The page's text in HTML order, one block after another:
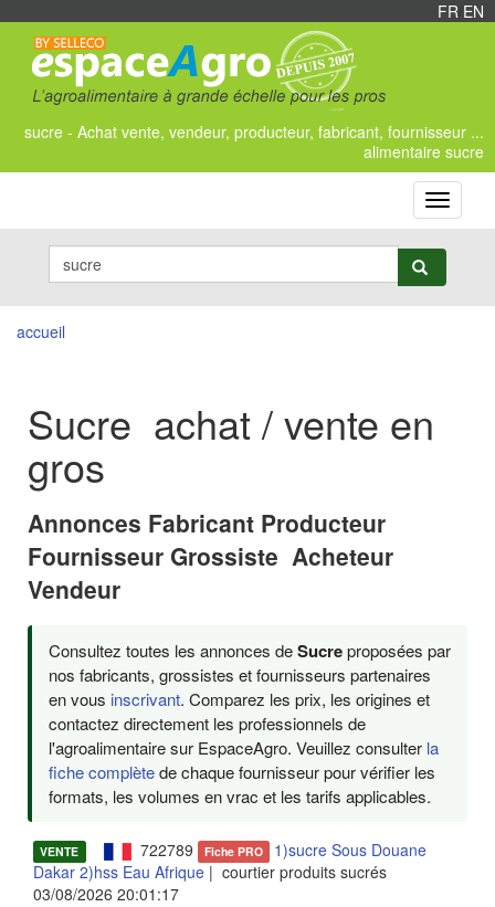
FR EN
sucre - Achat vente, vendeur, producteur, fabricant, fournisseur ...
alimentaire sucre
Toggle
accueil
Sucre achat / vente en
gros
Annonces Fabricant Producteur
Fournisseur Grossiste Acheteur
Vendeur
Consultez toutes les annonces deSucreproposées par
nos fabricants, grossistes et fournisseurs partenaires
en vous inscrivant. Comparez les prix, les origines et
contactez directement les professionnels de
l'agroalimentaire sur EspaceAgro. Veuillez consulter la
fiche complètede chaque fournisseur pour vérifier les
formats, les volumes en vrac et les tarifs applicables.
VENTE 722789 Fiche PRO
1)sucre Sous Douane
Dakar 2)hss Eau Afrique | courtier produits sucrés
03/08/2026 20:01:17